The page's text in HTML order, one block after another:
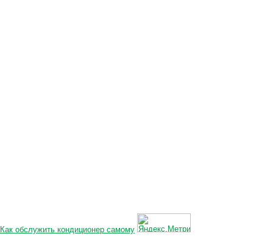
Как обслужить кондиционер самому